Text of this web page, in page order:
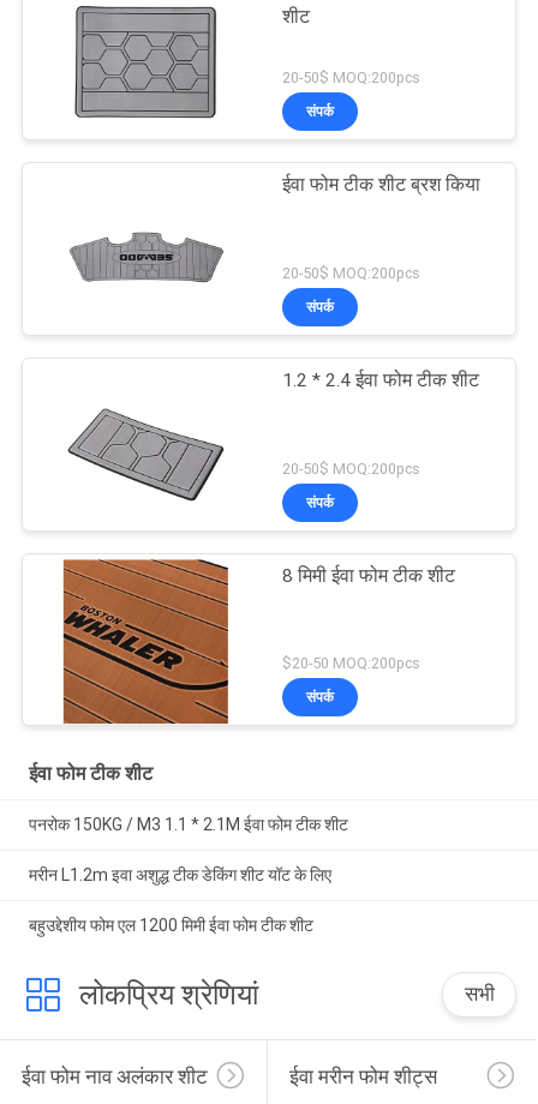
शीट
20-50$ MOQ:200pcs
संपर्क
ईवा फोम टीक शीट ब्रश किया
20-50$ MOQ:200pcs
संपर्क
1.2 * 2.4 ईवा फोम टीक शीट
20-50$ MOQ:200pcs
संपर्क
8 मिमी ईवा फोम टीक शीट
$20-50 MOQ:200pcs
संपर्क
ईवा फोम टीक शीट
पनरोक 150KG / M3 1.1 * 2.1M ईवा फोम टीक शीट
मरीन L1.2m इवा अशुद्ध टीक डेकिंग शीट यॉट के लिए
बहुउद्देशीय फोम एल 1200 मिमी ईवा फोम टीक शीट
लोकप्रिय श्रेणियां सभी
ईवा फोम नाव अलंकार शीट ईवा मरीन फोम शीट्स